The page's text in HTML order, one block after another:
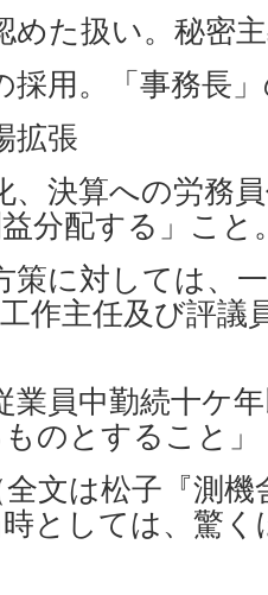
めた扱い。秘密
採用。「事務長
拡張
、決算への労務
分配する」こと
策に対しては、
作主任及び評議
業員中勤続十ケ
のとすること」
文は松子『測機
としては、驚